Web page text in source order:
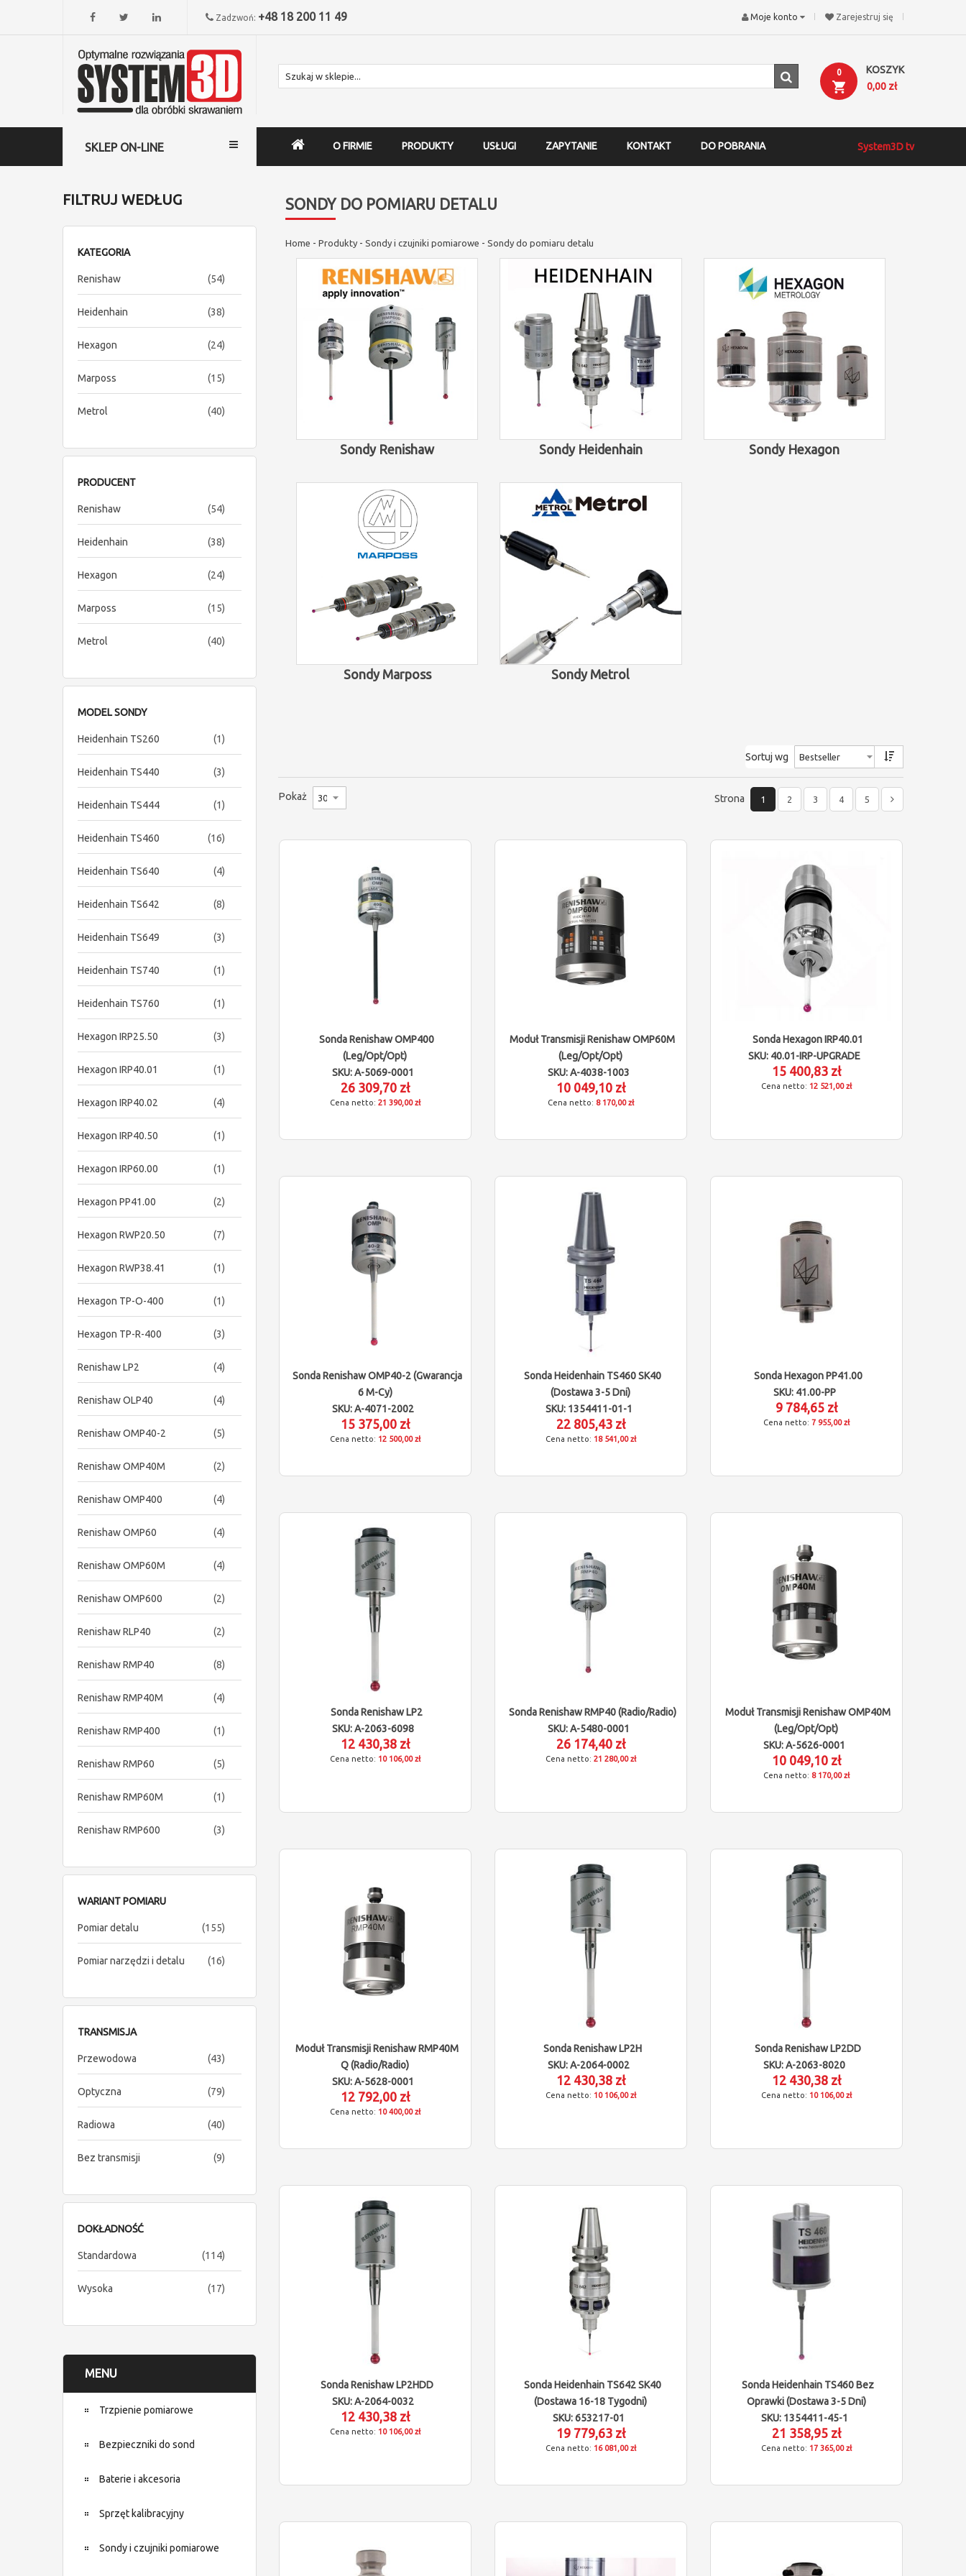
Zadzwoń: +48 18 200 11 49 Zarejestruj się
Moje konto
KOSZYK
0
0,00 zł
SKLEP ON-LINE O FIRMIE PRODUKTY USŁUGI ZAPYTANIE KONTAKT DO POBRANIA System3D tv
FILTRUJ WEDŁUG
KATEGORIA
Renishaw 54items
Heidenhain 38items
Hexagon 24items
Marposs 15items
Metrol 40items
PRODUCENT
Renishaw 54items
Heidenhain 38items
Hexagon 24items
Marposs 15items
Metrol 40items
MODEL SONDY
Heidenhain TS260 1item
Heidenhain TS440 3items
Heidenhain TS444 1item
Heidenhain TS460 16items
Heidenhain TS640 4items
Heidenhain TS642 8items
Heidenhain TS649 3items
Heidenhain TS740 1item
Heidenhain TS760 1item
Hexagon IRP25.50 3items
Hexagon IRP40.01 1item
Hexagon IRP40.02 4items
Hexagon IRP40.50 1item
Hexagon IRP60.00 1item
Hexagon PP41.00 2items
Hexagon RWP20.50 7items
Hexagon RWP38.41 1item
Hexagon TP-O-400 1item
Hexagon TP-R-400 3items
Renishaw LP2 4items
Renishaw OLP40 4items
Renishaw OMP40-2 5items
Renishaw OMP40M 2items
Renishaw OMP400 4items
Renishaw OMP60 4items
Renishaw OMP60M 4items
Renishaw OMP600 2items
Renishaw RLP40 2items
Renishaw RMP40 8items
Renishaw RMP40M 4items
Renishaw RMP400 1item
Renishaw RMP60 5items
Renishaw RMP60M 1item
Renishaw RMP600 3items
WARIANT POMIARU
Pomiar detalu 155items
Pomiar narzędzi i detalu 16items
TRANSMISJA
Przewodowa 43items
Optyczna 79items
Radiowa 40items
Bez transmisji 9items
DOKŁADNOŚĆ
Standardowa 114items
Wysoka 17items
MENU
Trzpienie pomiarowe
Bezpieczniki do sond
Baterie i akcesoria
Sprzęt kalibracyjny
Sondy i czujniki pomiarowe
SONDY DO POMIARU DETALU
Home - Produkty - Sondy i czujniki pomiarowe - Sondy do pomiaru detalu
Sondy Renishaw Sondy Heidenhain Sondy Hexagon
Sondy Marposs Sondy Metrol
Sortuj wg
Pokaż Strona 1 2 3 4 5
Sonda Renishaw OMP400
(leg/opt/opt)
SKU: A-5069-0001
26 309,70 zł
21 390,00 zł
Moduł Transmisji Renishaw OMP60M
(leg/opt/opt)
SKU: A-4038-1003
10 049,10 zł
8 170,00 zł
Sonda Hexagon IRP40.01
SKU: 40.01-IRP-UPGRADE
15 400,83 zł
12 521,00 zł
Sonda Renishaw OMP40-2 (gwarancja
6 M-Cy)
SKU: A-4071-2002
15 375,00 zł
12 500,00 zł
Sonda Heidenhain TS460 SK40
(dostawa 3-5 Dni)
SKU: 1354411-01-1
22 805,43 zł
18 541,00 zł
Sonda Hexagon PP41.00
SKU: 41.00-PP
9 784,65 zł
7 955,00 zł
Sonda Renishaw LP2
SKU: A-2063-6098
12 430,38 zł
10 106,00 zł
Sonda Renishaw RMP40 (radio/radio)
SKU: A-5480-0001
26 174,40 zł
21 280,00 zł
Moduł Transmisji Renishaw OMP40M
(leg/opt/opt)
SKU: A-5626-0001
10 049,10 zł
8 170,00 zł
Moduł Transmisji Renishaw RMP40M
Q (radio/radio)
SKU: A-5628-0001
12 792,00 zł
10 400,00 zł
Sonda Renishaw LP2H
SKU: A-2064-0002
12 430,38 zł
10 106,00 zł
Sonda Renishaw LP2DD
SKU: A-2063-8020
12 430,38 zł
10 106,00 zł
Sonda Renishaw LP2HDD
SKU: A-2064-0032
12 430,38 zł
10 106,00 zł
Sonda Heidenhain TS642 SK40
(dostawa 16-18 Tygodni)
SKU: 653217-01
19 779,63 zł
16 081,00 zł
Sonda Heidenhain TS460 Bez
Oprawki (dostawa 3-5 Dni)
SKU: 1354411-45-1
21 358,95 zł
17 365,00 zł